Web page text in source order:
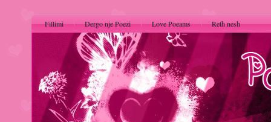
Fillimi Dergo nje Poezi Love Poeams Reth nesh